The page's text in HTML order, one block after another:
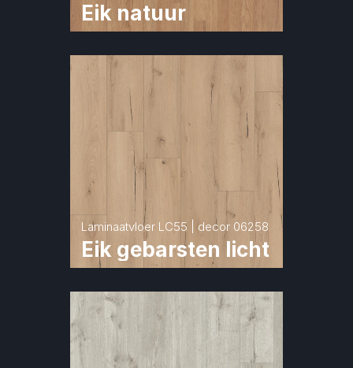
Eik natuur
Laminaatvloer LC55 | decor 06258
Eik gebarsten licht